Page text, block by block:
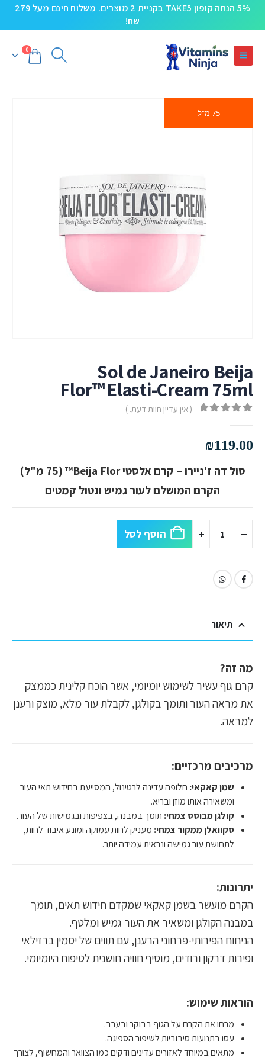
5% הנחה קופון TAKE5 בקניית 2 מוצרים. משלוח חינם מעל 279
שח!
0
75 מ"ל
Sol de Janeiro Beija
Flor™ Elasti-Cream 75ml
( אין עדיין חוות דעת. )
₪119.00
סול דה ז'ניירו – קרם אלסטי Beija Flor™ (75 מ"ל)
הקרם המושלם לעור גמיש ונטול קמטים
הוסף לסל
תיאור
מה זה?
קרם גוף עשיר לשימוש יומיומי, אשר הוכח קלינית כממצק
את מראה העור ותומך בקולגן, לקבלת עור מלא, מוצק ורענן
למראה.
מרכיבים מרכזיים:
שמן קאקאי: חלופה עדינה לרטינול, המסייעת בחידוש תאי העור
ומשאירה אותו מוזן ובריא.
קולגן מבוסס צמחי: תומך במבנה, בצפיפות ובגמישות של העור.
סקוואלן ממקור צמחי: מעניק לחות עמוקה ומונע איבוד לחות,
לתחושת עור גמישה ונראית עמידה יותר.
יתרונות:
הקרם מועשר בשמן קאקאי שמקדם חידוש תאים, תומך
במבנה הקולגן ומשאיר את העור גמיש ומלטף.
הניחוח הפירותי-פרחוני הרענן, עם תווים של יסמין ברזילאי
ופירות דרקון ורודים, מוסיף חוויה חושנית לטיפוח היומיומי.
הוראות שימוש:
מרחו את הקרם על הגוף בבוקר ובערב.
עסו בתנועות סיבוביות לשיפור הספיגה.
מתאים במיוחד לאזורים עדינים ודקים כמו הצוואר והמחשוף, לצורך